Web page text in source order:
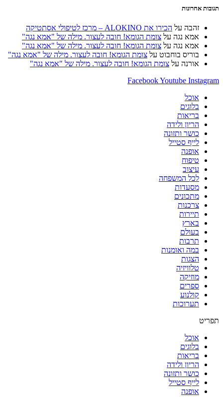
תגובות אחרונות
זהבה על הכירו את ALOKINO – מרכז לטיפולי אסתטיקה
אמא נגה על צומת הגומא! חובה לעצור. מילה של "אמא נגה"
אמא נגה על צומת הגומא! חובה לעצור. מילה של "אמא נגה"
בוריס בוחבוט על צומת הגומא! חובה לעצור. מילה של "אמא נגה"
אורנה על צומת הגומא! חובה לעצור. מילה של "אמא נגה"
FacebookYoutube Instagram
אוכל
בלוגים
בריאות
הריון ולידה
כושר ותזונה
לייף סטייל
אופנה
טיפוח
עיצוב
לכל המשפחה
מסעדות
מתכונים
צרכנות
תיירות
בארץ
בעולם
תרבות
במה ואומנות
הצגות
טלוויזיה
מוזיקה
ספרים
קולנוע
תערוכות
תפריט
אוכל
בלוגים
בריאות
הריון ולידה
כושר ותזונה
לייף סטייל
אופנה